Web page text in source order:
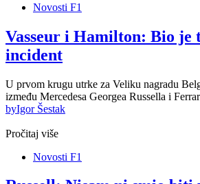
Novosti F1
Vasseur i Hamilton: Bio je
incident
U prvom krugu utrke za Veliku nagradu
između Mercedesa Georgea Russella i
byIgor Šestak
Pročitaj više
Novosti F1